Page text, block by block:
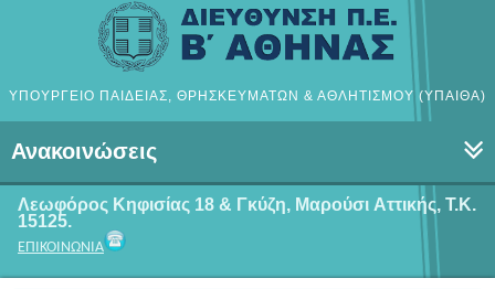
ΥΠΟΥΡΓΕΙΟ ΠΑΙΔΕΙΑΣ, ΘΡΗΣΚΕΥΜΑΤΩΝ & ΑΘΛΗΤΙΣΜΟΥ (ΥΠΑΙΘΑ)
Ανακοινώσεις
Λεωφόρος Κηφισίας 18 & Γκύζη, Μαρούσι Αττικής, Τ.Κ.
15125.
ΕΠΙΚΟΙΝΩΝΙΑ